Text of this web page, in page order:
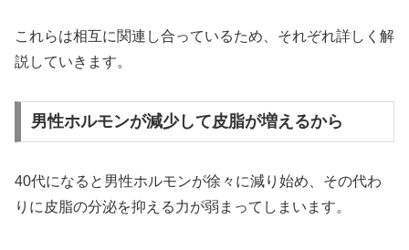
これらは相互に関連し合っているため、それぞれ詳しく解
説していきます。
男性ホルモンが減少して皮脂が増えるから
40代になると男性ホルモンが徐々に減り始め、その代わ
りに皮脂の分泌を抑える力が弱まってしまいます。